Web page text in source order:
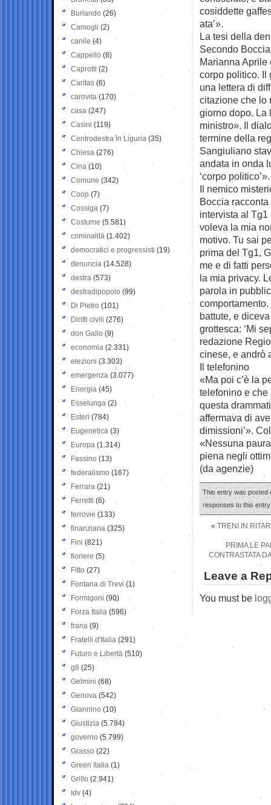
cosiddette
ata’».
La tesi della
Secondo
Marianna
corpo politico. Il
una lettera di
citazione che lo
giorno dopo. La
ministro». Il
termine della
Sangiuliano
andata in onda
‘corpo politico’».
Il nemico
Boccia
intervista al
voleva la mia
motivo. Tu sai
prima del Tg1,
me e di fatti
la mia privacy.
parola in
battute, e
grottesca: ‘Mi
redazione
cinese, e andrò
Il telefonino
«Ma poi c’è la
telefonino e che
questa
affermava di
dimissioni’».
«Nessuna
piena negli
(da agenzie)
This entry was posted
responses to this
« TRENI IN
PRIMA LE
CONTRASTATA
Leave a
You must be
Burlando (26)
Camogli (2)
canile (4)
Cappello (8)
Caprotti (2)
Caritas (6)
carovita (170)
casa (247)
Casini (119)
Centrodestra in Liguria (35)
Chiesa (276)
Cina (10)
Comune (342)
Coop (7)
Cossiga (7)
Costume (5.581)
criminalità (1.402)
democratici e progressisti (19)
denuncia (14.528)
destra (573)
destradipopolo (99)
Di Pietro (101)
Diritti civili (276)
don Gallo (9)
economia (2.331)
elezioni (3.303)
emergenza (3.077)
Energia (45)
Esselunga (2)
Esteri (784)
Eugenetica (3)
Europa (1.314)
Fassino (13)
federalismo (167)
Ferrara (21)
Ferretti (6)
ferrovie (133)
finanziaria (325)
Fini (821)
fioriere (5)
Fitto (27)
Fontana di Trevi (1)
Formigoni (90)
Forza Italia (596)
frana (9)
Fratelli d'Italia (291)
Futuro e Libertà (510)
g8 (25)
Gelmini (68)
Genova (542)
Giannino (10)
Giustizia (5.784)
governo (5.799)
Grasso (22)
Green Italia (1)
Grillo (2.941)
Idv (4)